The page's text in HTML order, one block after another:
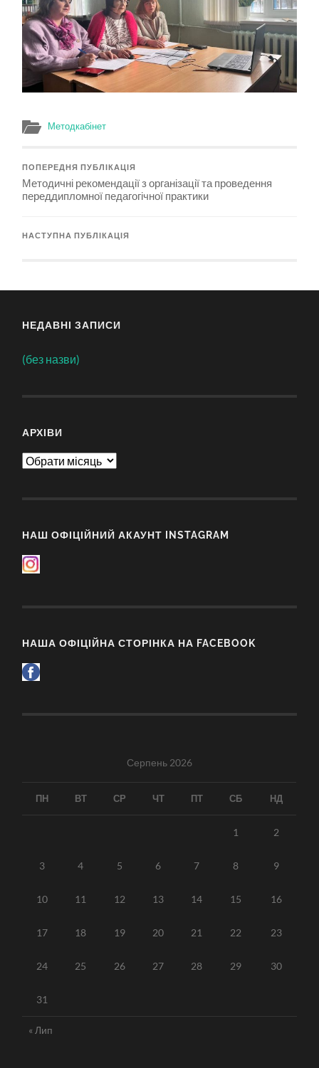
Методкабінет
ПОПЕРЕДНЯ ПУБЛІКАЦІЯ
Методичні рекомендації з організації та проведення
переддипломної педагогічної практики
НАСТУПНА ПУБЛІКАЦІЯ
НЕДАВНІ ЗАПИСИ
(без назви)
АРХІВИ
Архіви
НАШ ОФІЦІЙНИЙ АКАУНТ INSTAGRAM
НАША ОФІЦІЙНА СТОРІНКА НА FACEBOOK
Серпень 2026
ПН ВТ СР ЧТ ПТ СБ НД
1 2
3 4 5 6 7 8 9
10 11 12 13 14 15 16
17 18 19 20 21 22 23
24 25 26 27 28 29 30
31
« Лип